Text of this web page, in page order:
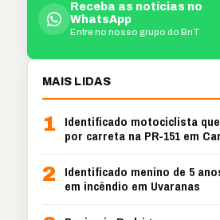
Receba as notícias no
WhatsApp
Entre no nosso grupo do BnT
MAIS LIDAS
1
Identificado motociclista
por carreta na PR-151 em
2
Identificado menino de 5
em incêndio em Uvaranas